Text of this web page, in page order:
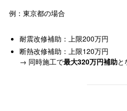
例：東京都の場合
耐震改修補助：上限200万円
断熱改修補助：上限120万円
→ 同時施工で最大320万円補助と